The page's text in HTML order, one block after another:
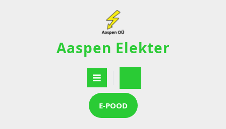
Aaspen Elekter
E-POOD